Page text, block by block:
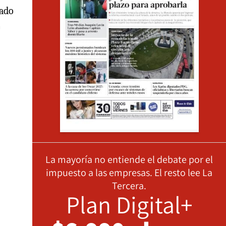
La mayoría no entiende el debate por el
impuesto a las empresas. El resto lee La
Tercera.
Plan Digital+